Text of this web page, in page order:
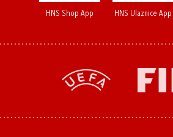
HNS Shop App HNS Ulaznice App